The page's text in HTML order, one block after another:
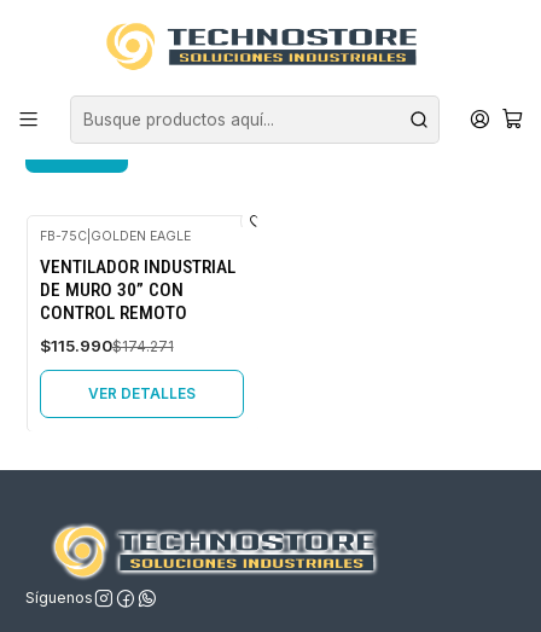
Inicio
VENTILADORES
-33%
OFF
Agotado
FB-75C| GOLDEN EAGLE
VENTILADOR INDUSTRIAL
DE MURO 30” CON
CONTROL REMOTO
$115.990$174.271
VER DETALLES
Síguenos